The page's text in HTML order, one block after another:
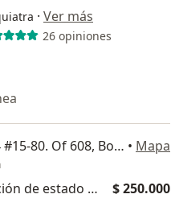
· Ver más
26 opiniones
Edificio Osaka, Cl. 74 #15-80. Of 608, Bogotá • Mapa
Certificado y evaluación de estado mental $ 250.000